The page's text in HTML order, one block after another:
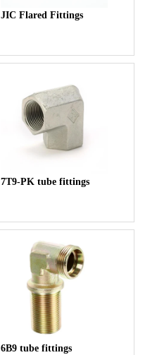
JIC Flared Fittings
7T9-PK tube fittings
6B9 tube fittings